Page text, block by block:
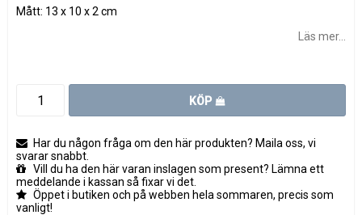
Mått: 13 x 10 x 2 cm
Läs mer...
KÖP
Har du någon fråga om den här produkten? Maila oss, vi
svarar snabbt.
Vill du ha den här varan inslagen som present? Lämna ett
meddelande i kassan så fixar vi det.
Öppet i butiken och på webben hela sommaren, precis som
vanligt!